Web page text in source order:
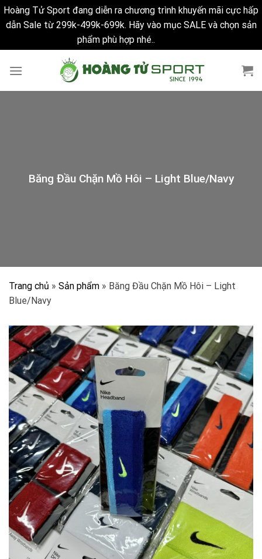
Hoàng Tử Sport đang diễn ra chương trình khuyến mãi cực hấp
dẫn Sale từ 299k-499k-699k. Hãy vào mục SALE và chọn sản
phẩm phù hợp nhé..
Băng Đầu Chặn Mồ Hôi – Light Blue/Navy
Trang chủ » Sản phẩm » Băng Đầu Chặn Mồ Hôi – Light
Blue/Navy